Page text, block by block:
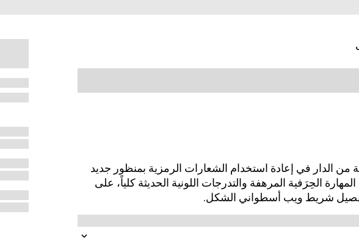
الدار في إعادة استخدام الشعارات الرمزية بمنظور جديد
الحِرَفية المرهفة والتدرجات اللونية الحديثة كلياً، على
شريط ويب أسطواني الشكل.